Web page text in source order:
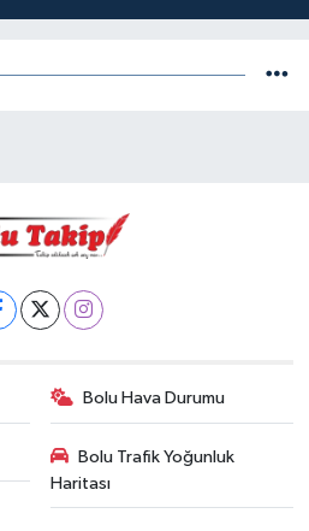
Bolu Hava Durumu
Bolu Trafik Yoğunluk
Haritası